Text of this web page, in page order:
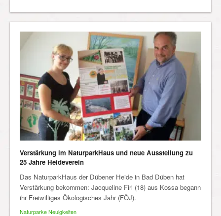
Verstärkung im NaturparkHaus und neue Ausstellung zu
25 Jahre Heideverein
Das NaturparkHaus der Dübener Heide in Bad Düben hat
Verstärkung bekommen: Jacqueline Firl (18) aus Kossa begann
ihr Freiwilliges Ökologisches Jahr (FÖJ).
Naturparke Neuigkeiten